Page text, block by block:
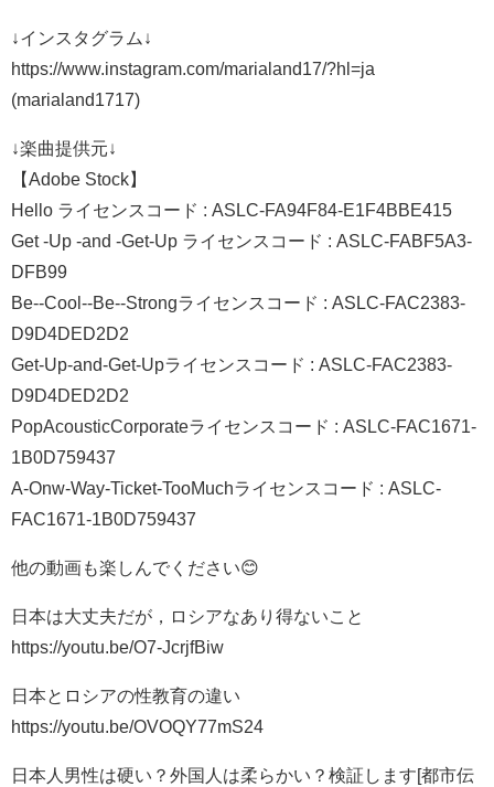
↓インスタグラム↓
https://www.instagram.com/marialand17/?hl=ja
(marialand1717)
↓楽曲提供元↓
【Adobe Stock】
Hello ライセンスコード : ASLC-FA94F84-E1F4BBE415
Get -Up -and -Get-Up ライセンスコード : ASLC-FABF5A3-
DFB99
Be--Cool--Be--Strongライセンスコード : ASLC-FAC2383-
D9D4DED2D2
Get-Up-and-Get-Upライセンスコード : ASLC-FAC2383-
D9D4DED2D2
PopAcousticCorporateライセンスコード : ASLC-FAC1671-
1B0D759437
A-Onw-Way-Ticket-TooMuchライセンスコード : ASLC-
FAC1671-1B0D759437
他の動画も楽しんでください😊
日本は大丈夫だが，ロシアなあり得ないこと
https://youtu.be/O7-JcrjfBiw
日本とロシアの性教育の違い
https://youtu.be/OVOQY77mS24
日本人男性は硬い？外国人は柔らかい？検証します[都市伝